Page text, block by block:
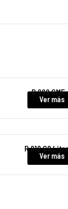
R 998
Ver más
R 918 G8
Ver más